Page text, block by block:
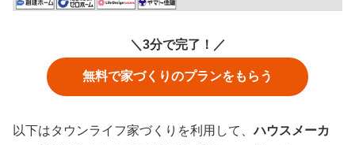
＼3分で完了！／
無料で家づくりのプランをもらう
以下はタウンライフ家づくりを利用して、ハウスメーカ